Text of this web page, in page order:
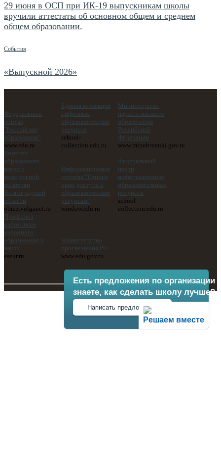
29 июня в ОСП при ИК-19 выпускникам школы
вручили аттестаты об основном общем и среднем
общем образовании.
События
«Выпускной 2026»
Федеральный
портал
"Российское
образование"
www.edu.ru
Единая коллекция
цифровых
образовательных
ресурсов
school-
collection.edu.ru
Министерство
науки и высшего
образования
Российской
Федерации
www.minobrnauki.gov.ru
Комитет
образования,
науки и
молодежной
политики
Волгоградской
области
obraz.volganet.ru
Информационная
система "Единое
окно доступа к
образовательным
ресурсам"
window.edu.ru
Федеральный
центр
информационно-
образовательных
ресурсов
school-
collection.edu.ru
Профсоюз
работников
народного
образования и
науки
eseur.ru
Министерство
просвещения РФ
www.edu.gov.ru
Решаем вместе
Есть предложения по организации
знаете, как сделать школу лучше?
Написать предложение